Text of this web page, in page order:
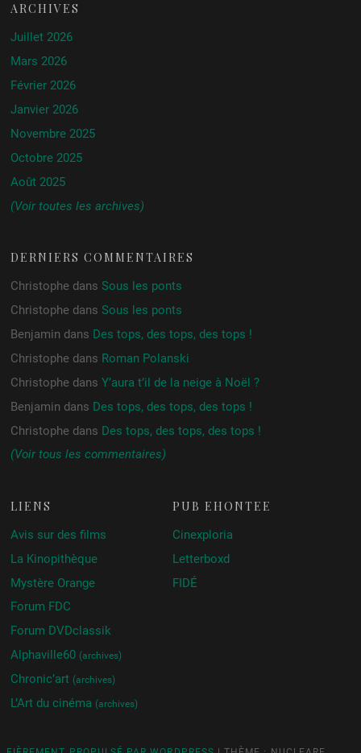
ARCHIVES
Juillet 2026
Mars 2026
Février 2026
Janvier 2026
Novembre 2025
Octobre 2025
Août 2025
(Voir toutes les archives)
DERNIERS COMMENTAIRES
Christophe dans Sous les ponts
Christophe dans Sous les ponts
Benjamin dans Des tops, des tops, des tops !
Christophe dans Roman Polanski
Christophe dans Y’aura t’il de la neige à Noël ?
Benjamin dans Des tops, des tops, des tops !
Christophe dans Des tops, des tops, des tops !
(Voir tous les commentaires)
LIENS
Avis sur des films
La Kinopithèque
Mystère Orange
Forum FDC
Forum DVDclassik
Alphaville60 (archives)
Chronic’art (archives)
L’Art du cinéma (archives)
PUB ÉHONTÉE
Cinexploria
Letterboxd
FIDÉ